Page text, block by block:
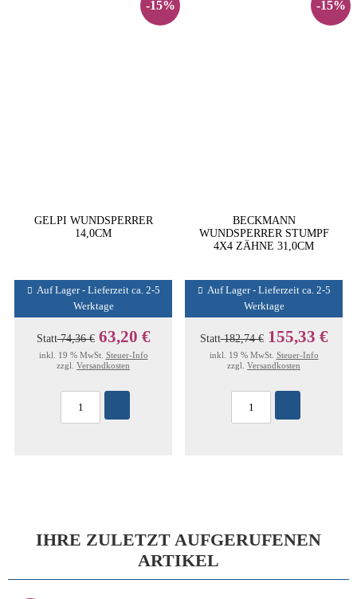
-15%
GELPI WUNDSPERRER
14,0CM
Auf Lager - Lieferzeit ca. 2-5
Werktage
Statt74,36 € 63,20 €
inkl. 19 % MwSt. Steuer-Info
zzgl. Versandkosten
-15%
BECKMANN
WUNDSPERRER STUMPF
4X4 ZÄHNE 31,0CM
Auf Lager - Lieferzeit ca. 2-5
Werktage
Statt182,74 € 155,33 €
inkl. 19 % MwSt. Steuer-Info
zzgl. Versandkosten
IHRE ZULETZT AUFGERUFENEN
ARTIKEL